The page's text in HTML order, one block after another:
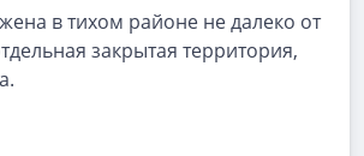
в тихом районе не далеко от
закрытая территория,